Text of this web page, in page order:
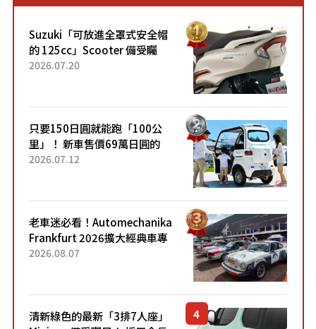
Suzuki「可放進全罩式安全帽
的 125cc」Scooter 備受矚
目！採用全新流線設計與各項
2026.07.20
只要150日圓就能跑「100公
里」！ 新車售價69萬日圓的
「3人座」Trike大受歡迎！ 順
2026.07.12
老車迷必看！Automechanika
Frankfurt 2026擴大經典車專
區 1954年珍稀古董車現場修復
2026.08.07
清新綠色的最新「3排7人座」